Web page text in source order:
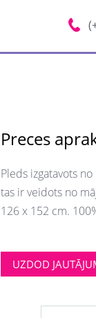
Preces
Pleds izgatavots
tas ir veidots no
126 x 152 cm.
UZDOD